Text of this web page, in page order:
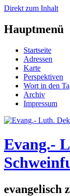
Direkt zum Inhalt
Hauptmenü
Startseite
Adressen
Karte
Perspektiven
Wort in den
Archiv
Impressum
Evang.-
evangelisch